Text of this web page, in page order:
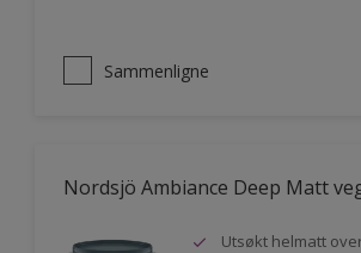
Sammenligne
Nordsjö Ambiance Deep Matt
Utsøkt helmatt